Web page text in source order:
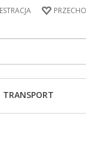
TRANSPORT